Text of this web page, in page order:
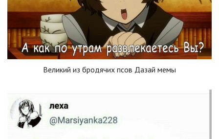
Великий из бродячих псов Дазай мемы